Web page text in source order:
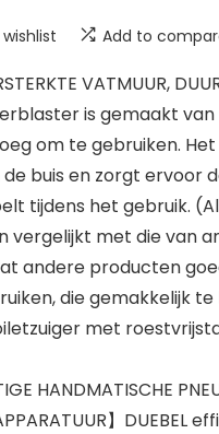
Add to
VATMUUR,
is gemaakt van
om te gebruiken.
buis en zorgt ervoor
tijdens het gebruik.
vergelijkt met die van
andere producten
die gemakkelijk
met
HANDMATISCHE
】DUEBEL